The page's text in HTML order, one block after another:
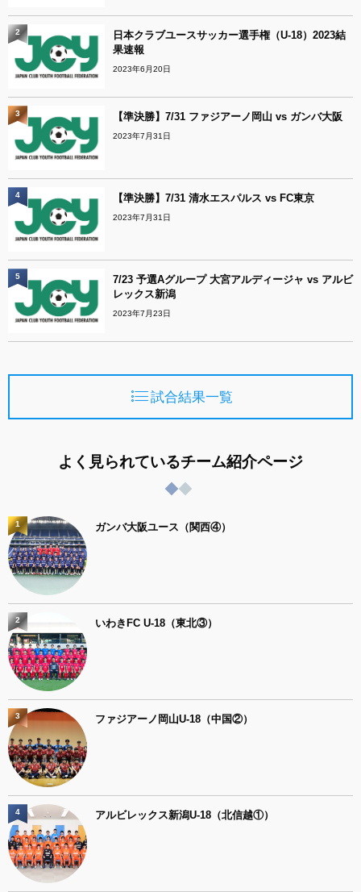
日本クラブユースサッカー選手権（U-18）2023結
果速報
2023年6月20日
2
【準決勝】7/31 ファジアーノ岡山 vs ガンバ大阪
2023年7月31日
3
【準決勝】7/31 清水エスパルス vs FC東京
2023年7月31日
4
7/23 予選Aグループ 大宮アルディージャ vs アルビ
レックス新潟
2023年7月23日
5
試合結果一覧
よく見られているチーム紹介ページ
ガンバ大阪ユース（関西④）
1
いわきFC U-18（東北③）
2
ファジアーノ岡山U-18（中国②）
3
アルビレックス新潟U-18（北信越①）
4